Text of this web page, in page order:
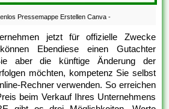
Pressemappe Erstellen Canva -
jetzt für offizielle Zwecke
Ebendiese einen Gutachter
aber die künftige Änderung der
möchten, kompetenz Sie selbst
Rechner verwenden. So erreichen
beim Verkauf Ihres Unternehmens